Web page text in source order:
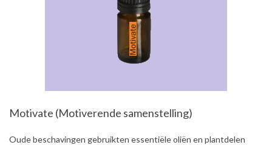
Motivate (Motiverende samenstelling)
2021-
Oude beschavingen gebruikten essentiële oliën en plantdelen